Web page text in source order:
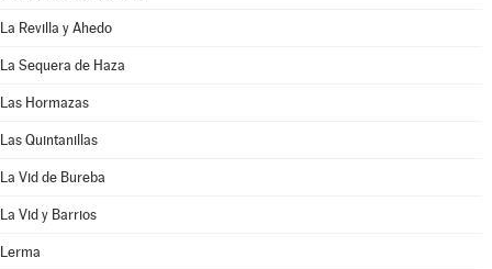
La Revilla y Ahedo
La Sequera de Haza
Las Hormazas
Las Quintanillas
La Vid de Bureba
La Vid y Barrios
Lerma